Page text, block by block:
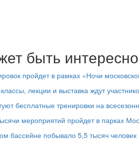
быть
пройдет в рамках «Ночи
лекции и выставка ждут
бесплатные тренировки на
мероприятий пройдет в парках
бассейне побывало 5,5 тысяч человек